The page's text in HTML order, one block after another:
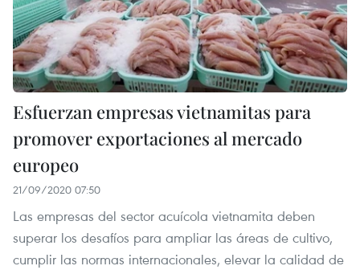
Esfuerzan empresas vietnamitas para
promover exportaciones al mercado
europeo
21/09/2020 07:50
Las empresas del sector acuícola vietnamita deben
superar los desafíos para ampliar las áreas de cultivo,
cumplir las normas internacionales, elevar la calidad de